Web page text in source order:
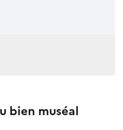
bien muséal